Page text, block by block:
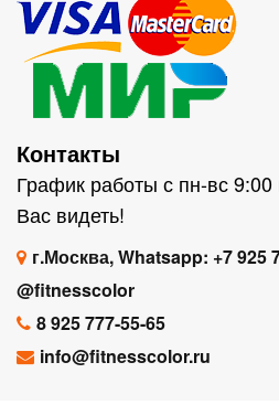
Контакты
График работы с пн-вс
Вас видеть!
г.Москва, Whatsapp: +7 925
@fitnesscolor
8 925 777-55-65
info@fitnesscolor.ru